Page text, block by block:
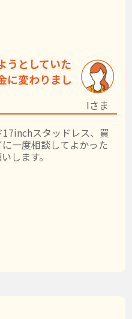
うとしていた
に変わりまし
スタッドレス、買
一度相談してよかった
します。
Iさま